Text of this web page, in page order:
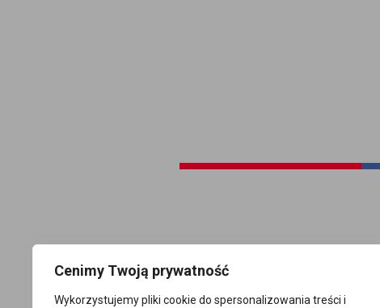
Cenimy Twoją prywatność
Wykorzystujemy pliki cookie do spersonalizowania treści i